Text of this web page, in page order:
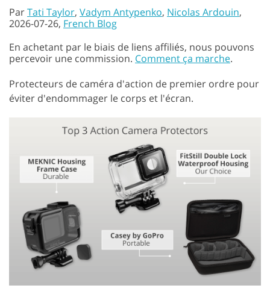
ParTati Taylor, Vadym Antypenko, Nicolas Ardouin,
2026-07-26, French Blog
En achetant par le biais de liens affiliés, nous pouvons
percevoir une commission. Comment ça marche.
Protecteurs de caméra d'action de premier ordre pour
éviter d'endommager le corps et l'écran.